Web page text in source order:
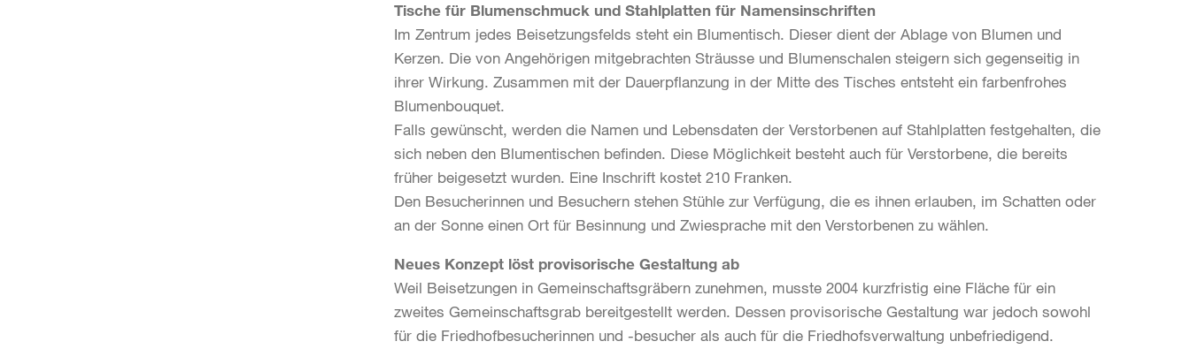
Tische für Blumenschmuck und Stahlplatten für Namensinschriften
Im Zentrum jedes Beisetzungsfelds steht ein Blumentisch. Dieser dient der Ablage von Blumen und
Kerzen. Die von Angehörigen mitgebrachten Sträusse und Blumenschalen steigern sich gegenseitig in
ihrer Wirkung. Zusammen mit der Dauerpflanzung in der Mitte des Tisches entsteht ein farbenfrohes
Blumenbouquet.
Falls gewünscht, werden die Namen und Lebensdaten der Verstorbenen auf Stahlplatten festgehalten, die
sich neben den Blumentischen befinden. Diese Möglichkeit besteht auch für Verstorbene, die bereits
früher beigesetzt wurden. Eine Inschrift kostet 210 Franken.
Den Besucherinnen und Besuchern stehen Stühle zur Verfügung, die es ihnen erlauben, im Schatten oder
an der Sonne einen Ort für Besinnung und Zwiesprache mit den Verstorbenen zu wählen.
Neues Konzept löst provisorische Gestaltung ab
Weil Beisetzungen in Gemeinschaftsgräbern zunehmen, musste 2004 kurzfristig eine Fläche für ein
zweites Gemeinschaftsgrab bereitgestellt werden. Dessen provisorische Gestaltung war jedoch sowohl
für die Friedhofbesucherinnen und -besucher als auch für die Friedhofsverwaltung unbefriedigend.